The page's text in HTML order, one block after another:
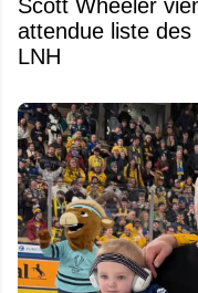
Scott Wheeler
attendue liste
LNH